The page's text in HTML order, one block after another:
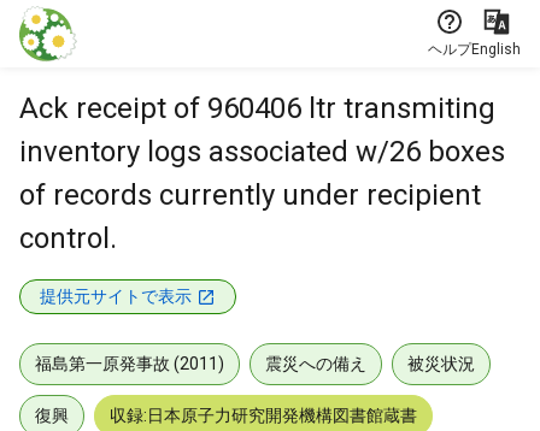
本文に飛ぶ
ヘルプEnglish
Ack receipt of 960406 ltr transmiting
inventory logs associated w/26 boxes
of records currently under recipient
control.
提供元サイトで表示
福島第一原発事故 (2011) 震災への備え 被災状況
復興 収録:日本原子力研究開発機構図書館蔵書